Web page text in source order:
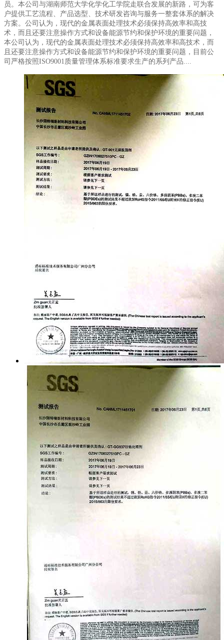
员。本公司与湖南师范大学化学化工学院走联合发展的新路，可为客
户提供工艺流程、产品选型、技术研发咨询与服务一整套体系的解决
方案。公司认为，现代的金属表面处理技术必须保持高效率和高技
术，而且还要注意操作方式和设备能源节约和保护环境的重要问题，
本公司认为，现代的金属表面处理技术必须保持高效率和高技术，而
且还要注意操作方式和设备能源节约和保护环境的重要问题，目前公
司严格按照ISO9001质量管理体系标准要求生产的系列产品....